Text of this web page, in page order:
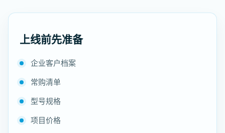
上线前先准备
企业客户档案
常购清单
型号规格
项目价格